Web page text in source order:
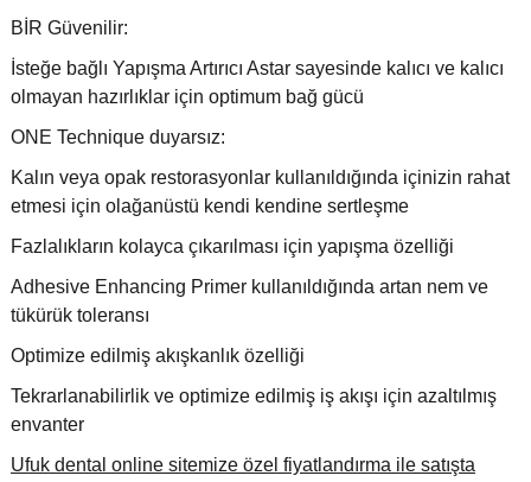
BİR Güvenilir:
İsteğe bağlı Yapışma Artırıcı Astar sayesinde kalıcı ve kalıcı
olmayan hazırlıklar için optimum bağ gücü
ONE Technique duyarsız:
Kalın veya opak restorasyonlar kullanıldığında içinizin rahat
etmesi için olağanüstü kendi kendine sertleşme
Fazlalıkların kolayca çıkarılması için yapışma özelliği
Adhesive Enhancing Primer kullanıldığında artan nem ve
tükürük toleransı
Optimize edilmiş akışkanlık özelliği
Tekrarlanabilirlik ve optimize edilmiş iş akışı için azaltılmış
envanter
Ufuk dental online sitemize özel fiyatlandırma ile satışta